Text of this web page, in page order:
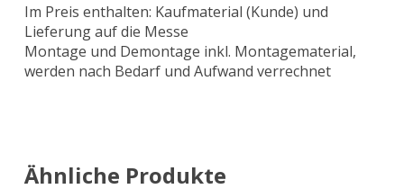
Im Preis enthalten: Kaufmaterial (Kunde) und
Lieferung auf die Messe
Montage und Demontage inkl. Montagematerial,
werden nach Bedarf und Aufwand verrechnet
Ähnliche Produkte